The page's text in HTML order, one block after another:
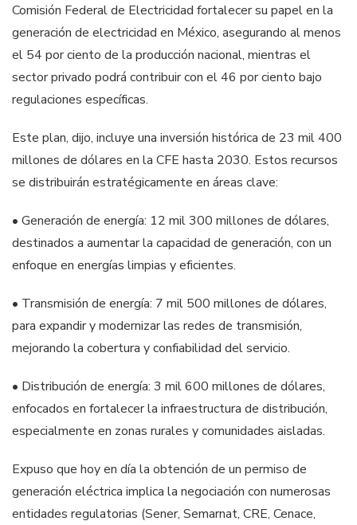
Comisión Federal de Electricidad fortalecer su papel en la
generación de electricidad en México, asegurando al menos
el 54 por ciento de la producción nacional, mientras el
sector privado podrá contribuir con el 46 por ciento bajo
regulaciones específicas.
Este plan, dijo, incluye una inversión histórica de 23 mil 400
millones de dólares en la CFE hasta 2030. Estos recursos
se distribuirán estratégicamente en áreas clave:
• Generación de energía: 12 mil 300 millones de dólares,
destinados a aumentar la capacidad de generación, con un
enfoque en energías limpias y eficientes.
• Transmisión de energía: 7 mil 500 millones de dólares,
para expandir y modernizar las redes de transmisión,
mejorando la cobertura y confiabilidad del servicio.
• Distribución de energía: 3 mil 600 millones de dólares,
enfocados en fortalecer la infraestructura de distribución,
especialmente en zonas rurales y comunidades aisladas.
Expuso que hoy en día la obtención de un permiso de
generación eléctrica implica la negociación con numerosas
entidades regulatorias (Sener, Semarnat, CRE, Cenace,